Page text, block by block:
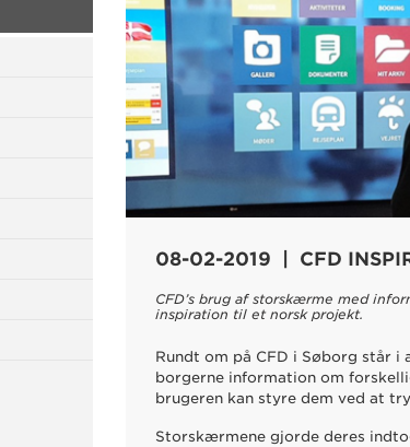
08-02-2019 | CFD
CFD’s brug af storskærme med
inspiration til et norsk projekt.
Rundt om på CFD i Søborg står
borgerne information om
brugeren kan styre dem ved at
Storskærmene gjorde deres